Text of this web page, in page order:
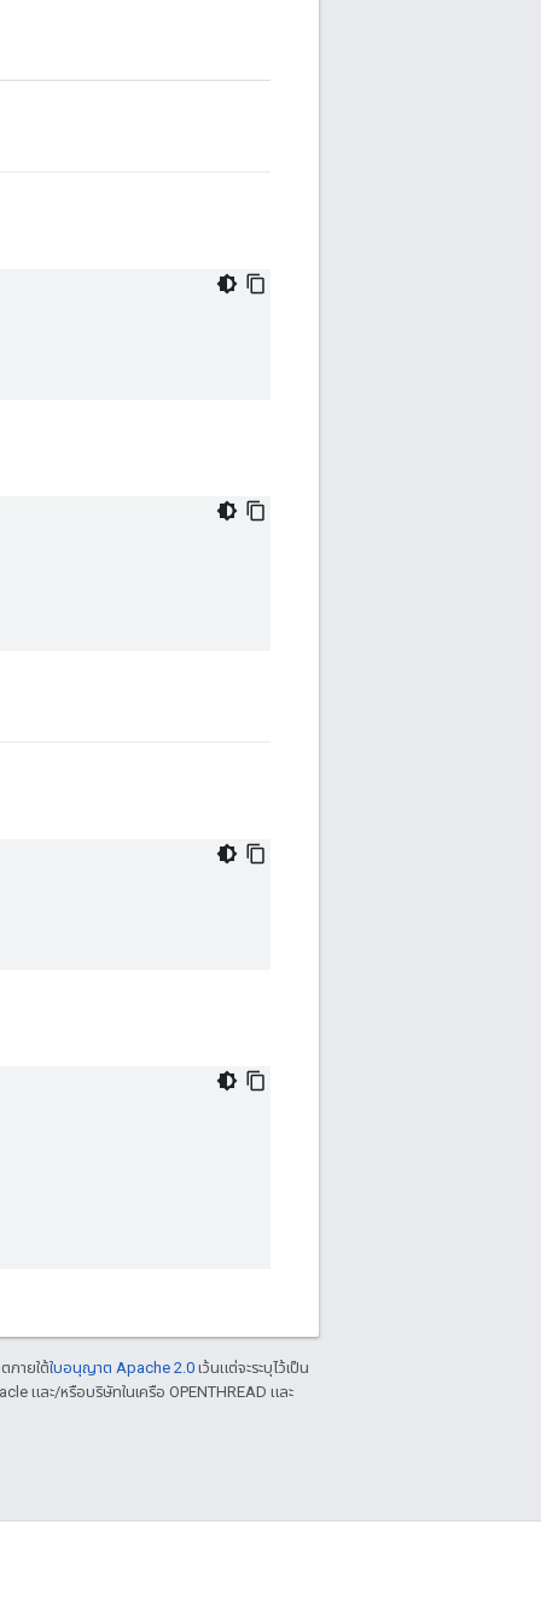
ภายใต้ใบอนุญาต Apache 2.0 เว้นแต่จะระบุไว้เป็น
และ/หรือบริษัทในเครือ OPENTHREAD และ